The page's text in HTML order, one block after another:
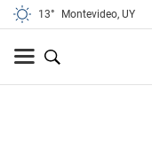
13° Montevideo, UY